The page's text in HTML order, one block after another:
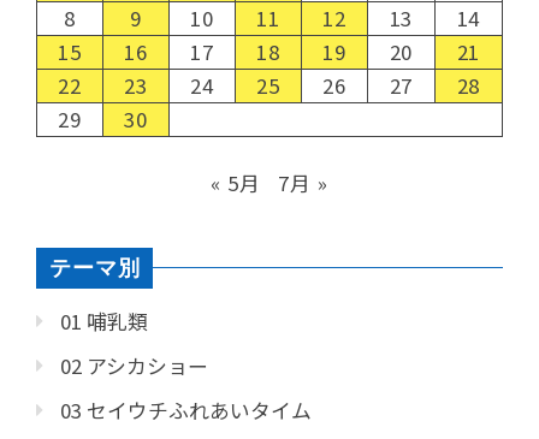
8
9 10 11 12 13
14
15
16 17 18 19 20
21
22
23 24 25 26 27
28
29
30
« 5月 7月 »
テーマ別
01 哺乳類
02 アシカショー
03 セイウチふれあいタイム